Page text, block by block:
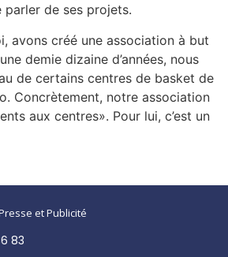
de ses projets.
avons créé une association à but
demie dizaine d’années, nous
de certains centres de basket de
Concrètement, notre association
aux centres». Pour lui, c’est un
et Publicité
83